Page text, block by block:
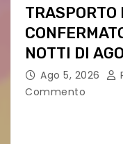
NOTTI DI
PERCORSI,
Ago 5, 2026
Commento